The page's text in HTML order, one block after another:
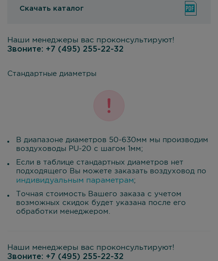
Скачать каталог
Наши менеджеры вас проконсультируют!
Звоните: +7 (495) 255-22-32
Стандартные диаметры
В диапазоне диаметров 50-630мм мы производим
воздуховоды PU-20 с шагом 1мм;
Если в таблице стандартных диаметров нет
подходящего Вы можете заказать воздуховод по
индивидуальным параметрам;
Точная стоимость Вашего заказа с учетом
возможных скидок будет указана после его
обработки менеджером.
Наши менеджеры вас проконсультируют!
Звоните: +7 (495) 255-22-32